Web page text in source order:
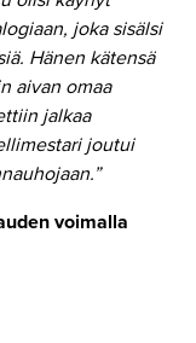
joka sisälsi
Hänen kätensä
aivan omaa
jalkaa
joutui
voimalla